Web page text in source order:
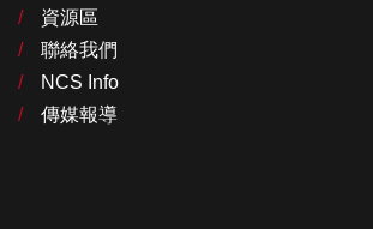
資源區
聯絡我們
NCS Info
傳媒報導